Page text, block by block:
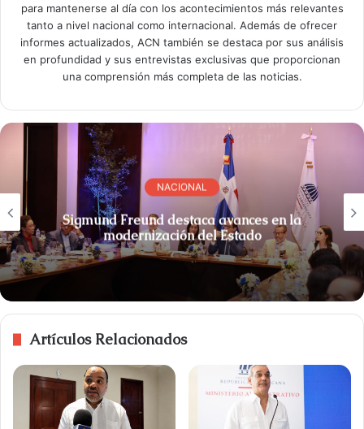
para mantenerse al día con los acontecimientos más relevantes
tanto a nivel nacional como internacional. Además de ofrecer
informes actualizados, ACN también se destaca por sus análisis
en profundidad y sus entrevistas exclusivas que proporcionan
una comprensión más completa de las noticias.
NACIONAL
Sigmund Freund destaca avances en la
modernización del Estado
Artículos Relacionados